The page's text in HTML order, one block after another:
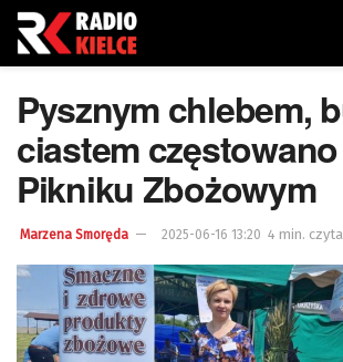
Pysznym chlebem,
ciastem
Pikniku Zbożowym
Marzena Smoręda 2025-06-16 13:20 4 min.